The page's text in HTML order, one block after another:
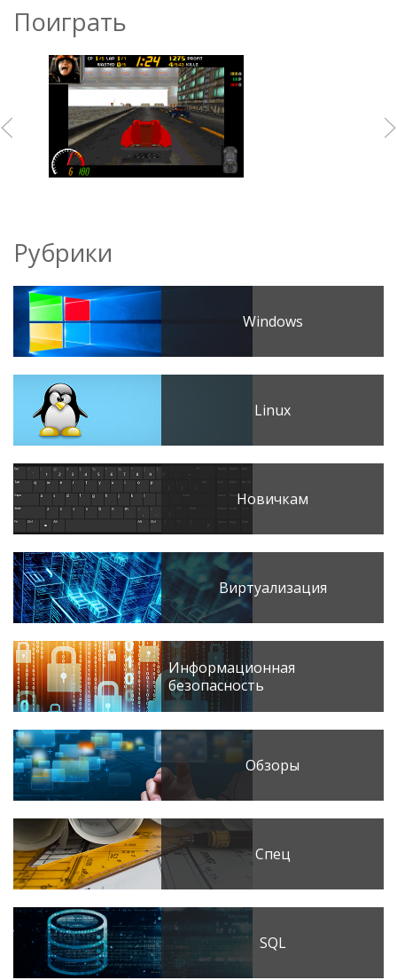
Поиграть
Рубрики
Windows
Linux
Новичкам
Виртуализация
Информационная
безопасность
Обзоры
Спец
SQL